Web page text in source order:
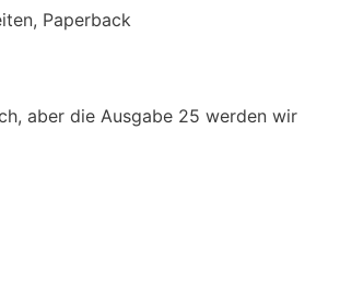
Paperback
aber die Ausgabe 25 werden wir